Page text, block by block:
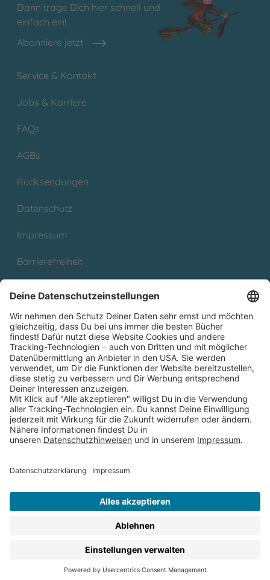
Dann trage Dich hier schnell und
einfach ein!
Abonniere jetzt
Service & Kontakt
Jobs & Karriere
FAQs
AGBs
Rücksendungen
Datenschutz
Impressum
Barrierefreiheit
Partnerprogramm (Affiliate)
Folge uns auf
* Versandkostenfrei ab 9,00 € Bestellwert innerhalb
Deutschlands
** Lieferzeit 1-3 Werktage innerhalb Deutschlands
Thienemann-Esslinger Verlag GmbH, Blumenstraße 36, D-70182